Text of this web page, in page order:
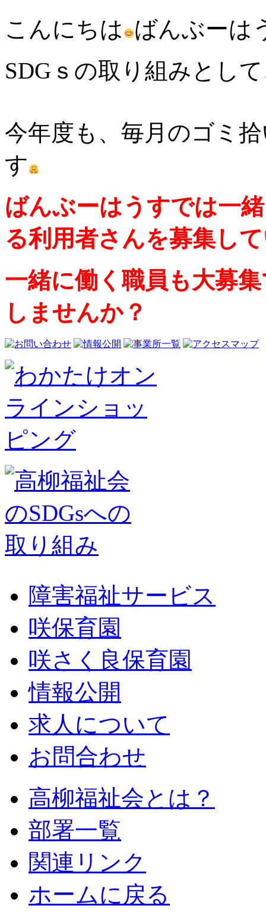
こんにちは ばんぶーは
SDGｓの取り組みとし
今年度も、毎月のゴミ
す
ばんぶーはうすでは一
る利用者さんを募集し
一緒に働く職員も大募
しませんか？
障害福祉サービス
咲保育園
咲さく良保育園
情報公開
求人について
お問合わせ
高柳福祉会とは？
部署一覧
関連リンク
ホームに戻る